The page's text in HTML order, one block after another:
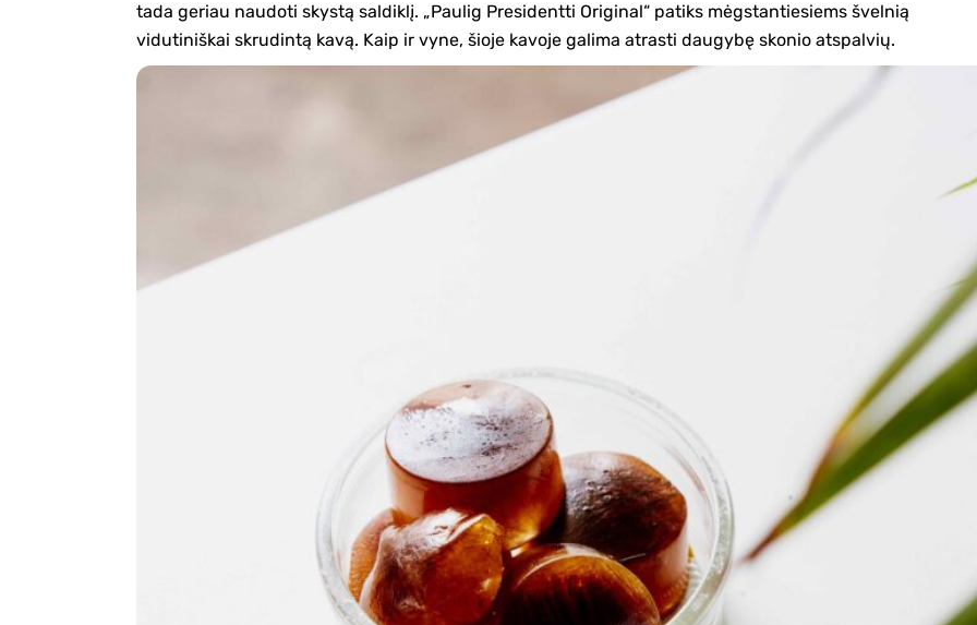
tada geriau naudoti skystą saldiklį. „Paulig Presidentti Original“ patiks mėgstantiesiems švelnią
vidutiniškai skrudintą kavą. Kaip ir vyne, šioje kavoje galima atrasti daugybę skonio atspalvių.